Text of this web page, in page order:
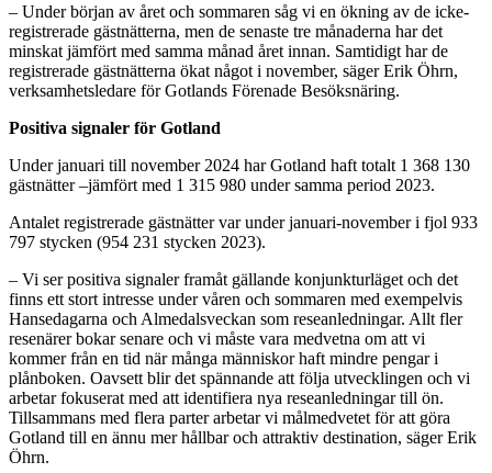
– Under början av året och sommaren såg vi en ökning av de icke-
registrerade gästnätterna, men de senaste tre månaderna har det
minskat jämfört med samma månad året innan. Samtidigt har de
registrerade gästnätterna ökat något i november, säger Erik Öhrn,
verksamhetsledare för Gotlands Förenade Besöksnäring.
Positiva signaler för Gotland
Under januari till november 2024 har Gotland haft totalt 1 368 130
gästnätter –jämfört med 1 315 980 under samma period 2023.
Antalet registrerade gästnätter var under januari-november i fjol 933
797 stycken (954 231 stycken 2023).
– Vi ser positiva signaler framåt gällande konjunkturläget och det
finns ett stort intresse under våren och sommaren med exempelvis
Hansedagarna och Almedalsveckan som reseanledningar. Allt fler
resenärer bokar senare och vi måste vara medvetna om att vi
kommer från en tid när många människor haft mindre pengar i
plånboken. Oavsett blir det spännande att följa utvecklingen och vi
arbetar fokuserat med att identifiera nya reseanledningar till ön.
Tillsammans med flera parter arbetar vi målmedvetet för att göra
Gotland till en ännu mer hållbar och attraktiv destination, säger Erik
Öhrn.